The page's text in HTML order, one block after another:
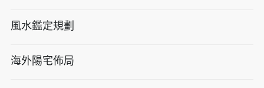
風水鑑定規劃
海外陽宅佈局